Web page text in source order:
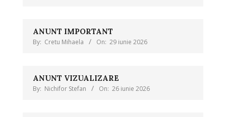
ANUNT IMPORTANT
By: Cretu Mihaela On: 29 iunie 2026
ANUNT VIZUALIZARE
By: Nichifor Stefan On: 26 iunie 2026